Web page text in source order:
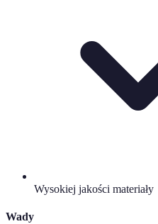
Wysokiej jakości materiały
Wady